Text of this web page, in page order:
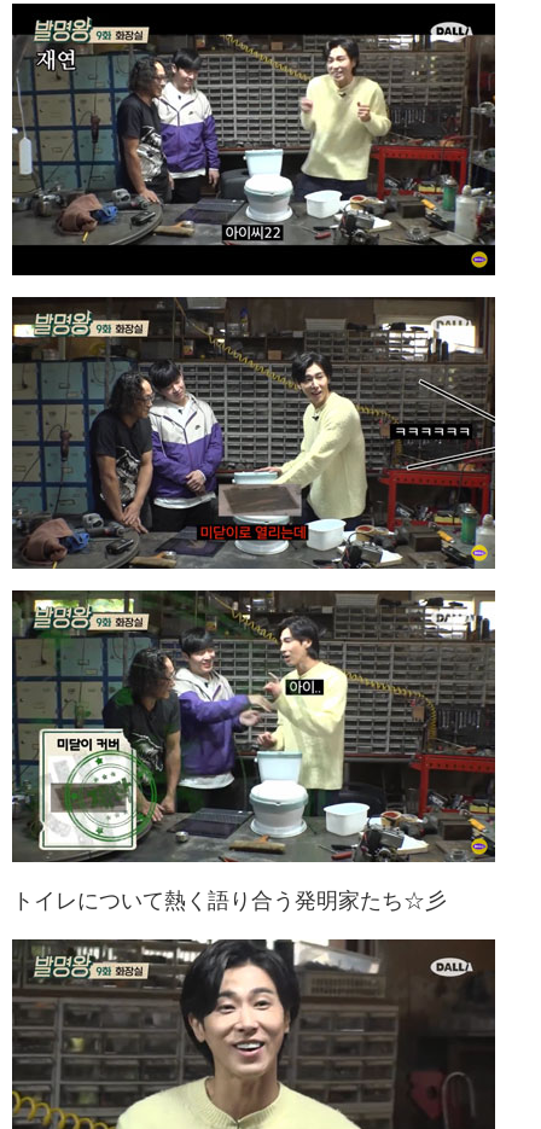
トイレについて熱く語り合う発明家たち☆彡